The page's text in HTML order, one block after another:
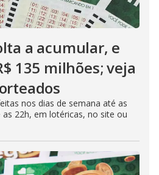
a acumular, e
135 milhões; veja
nos dias de semana até as
22h, em lotéricas, no site ou